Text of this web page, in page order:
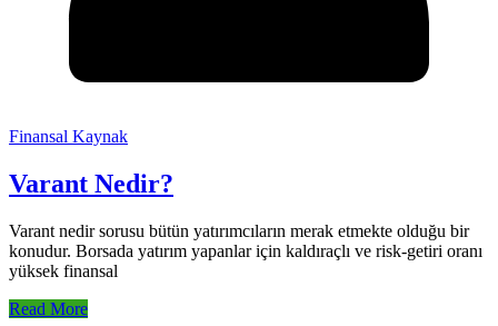
Finansal Kaynak
Varant Nedir?
Varant nedir sorusu bütün yatırımcıların merak etmekte olduğu bir
konudur. Borsada yatırım yapanlar için kaldıraçlı ve risk-getiri oranı
yüksek finansal
Read More